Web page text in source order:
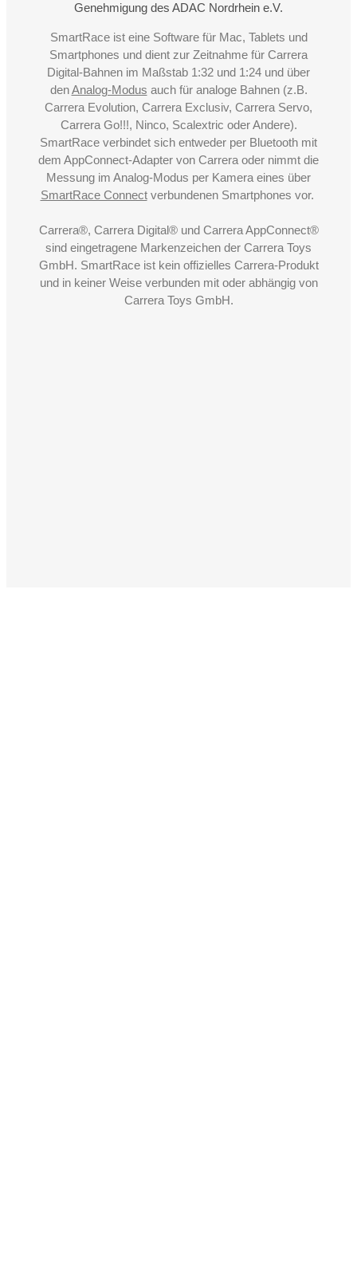
Genehmigung des ADAC Nordrhein e.V.
SmartRace ist eine Software für Mac, Tablets und
Smartphones und dient zur Zeitnahme für Carrera
Digital-Bahnen im Maßstab 1:32 und 1:24 und über
denAnalog-Modus auch für analoge Bahnen (z.B.
Carrera Evolution, Carrera Exclusiv, Carrera Servo,
Carrera Go!!!, Ninco, Scalextric oder Andere).
SmartRace verbindet sich entweder per Bluetooth mit
dem AppConnect-Adapter von Carrera oder nimmt die
Messung im Analog-Modus per Kamera eines über
SmartRace Connectverbundenen Smartphones vor.
Carrera®, Carrera Digital® und Carrera AppConnect®
sind eingetragene Markenzeichen der Carrera Toys
GmbH. SmartRace ist kein offizielles Carrera-Produkt
und in keiner Weise verbunden mit oder abhängig von
Carrera Toys GmbH.